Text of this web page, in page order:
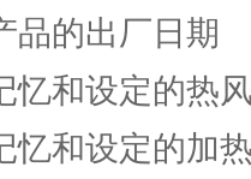
品的出厂日期
忆和设定的热
忆和设定的加